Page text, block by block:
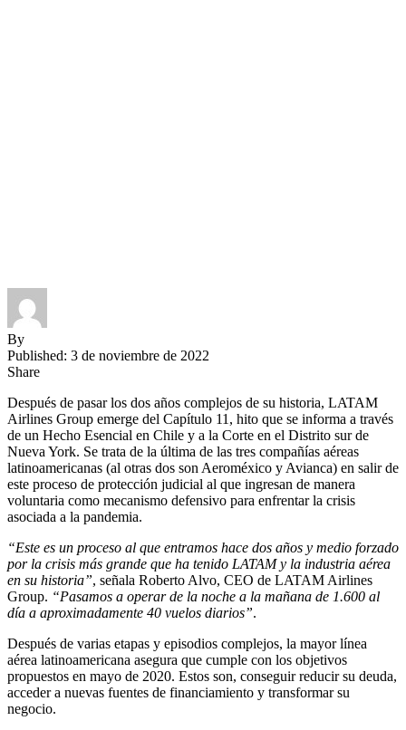
By
Published: 3 de noviembre de 2022
Share
Después de pasar los dos años complejos de su historia, LATAM
Airlines Group emerge del Capítulo 11, hito que se informa a través
de un Hecho Esencial en Chile y a la Corte en el Distrito sur de
Nueva York. Se trata de la última de las tres compañías aéreas
latinoamericanas (al otras dos son Aeroméxico y Avianca) en salir de
este proceso de protección judicial al que ingresan de manera
voluntaria como mecanismo defensivo para enfrentar la crisis
asociada a la pandemia.
“Este es un proceso al que entramos hace dos años y medio forzado
por la crisis más grande que ha tenido LATAM y la industria aérea
en su historia”, señala Roberto Alvo, CEO de LATAM Airlines
Group. “Pasamos a operar de la noche a la mañana de 1.600 al
día a aproximadamente 40 vuelos diarios”.
Después de varias etapas y episodios complejos, la mayor línea
aérea latinoamericana asegura que cumple con los objetivos
propuestos en mayo de 2020. Estos son, conseguir reducir su deuda,
acceder a nuevas fuentes de financiamiento y transformar su
negocio.